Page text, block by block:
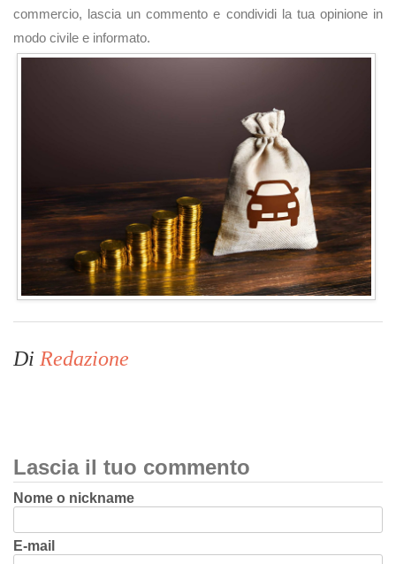
commercio, lascia un commento e condividi la tua opinione in
modo civile e informato.
Di Redazione
Lascia il tuo commento
Nome o nickname
E-mail